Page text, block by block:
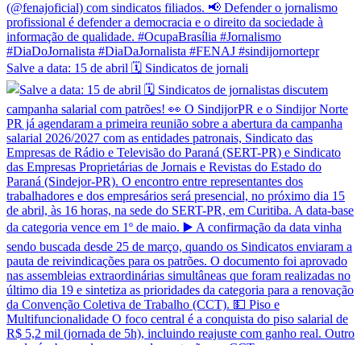
Salve a data: 15 de abril 🗓️ Sindicatos de jornali